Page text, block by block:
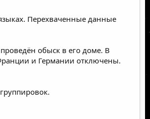
Перехваченные данные
обыск в его доме. В
и Германии отключены.